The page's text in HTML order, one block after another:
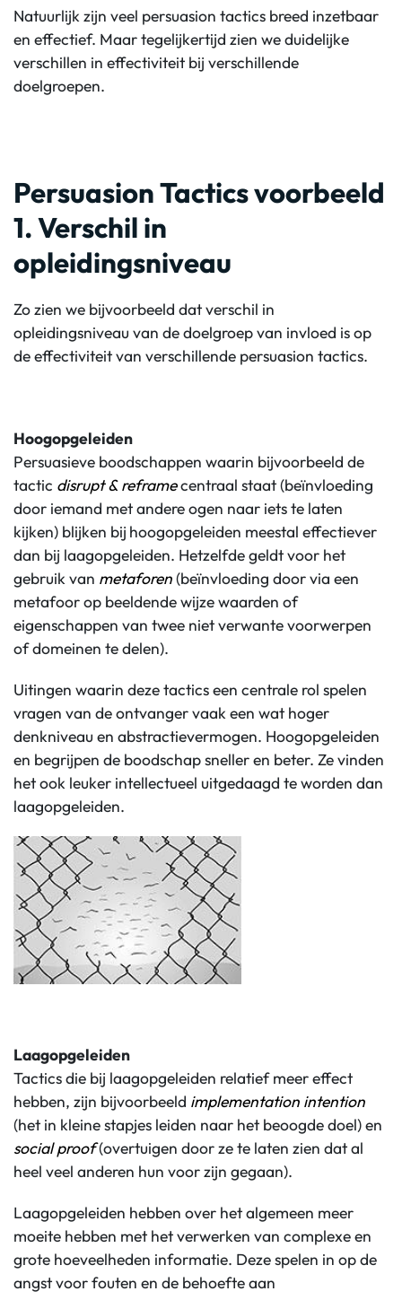
Natuurlijk zijn veel persuasion tactics breed inzetbaar
en effectief. Maar tegelijkertijd zien we duidelijke
verschillen in effectiviteit bij verschillende
doelgroepen.
Persuasion Tactics voorbeeld
1. Verschil in
opleidingsniveau
Zo zien we bijvoorbeeld dat verschil in
opleidingsniveau van de doelgroep van invloed is op
de effectiviteit van verschillende persuasion tactics.
Hoogopgeleiden
Persuasieve boodschappen waarin bijvoorbeeld de
tactic disrupt & reframecentraal staat (beïnvloeding
door iemand met andere ogen naar iets te laten
kijken) blijken bij hoogopgeleiden meestal effectiever
dan bij laagopgeleiden. Hetzelfde geldt voor het
gebruik van metaforen(beïnvloeding door via een
metafoor op beeldende wijze waarden of
eigenschappen van twee niet verwante voorwerpen
of domeinen te delen).
Uitingen waarin deze tactics een centrale rol spelen
vragen van de ontvanger vaak een wat hoger
denkniveau en abstractievermogen. Hoogopgeleiden
en begrijpen de boodschap sneller en beter. Ze vinden
het ook leuker intellectueel uitgedaagd te worden dan
laagopgeleiden.
Laagopgeleiden
Tactics die bij laagopgeleiden relatief meer effect
hebben, zijn bijvoorbeeld implementation intention
(het in kleine stapjes leiden naar het beoogde doel) en
social proof(overtuigen door ze te laten zien dat al
heel veel anderen hun voor zijn gegaan).
Laagopgeleiden hebben over het algemeen meer
moeite hebben met het verwerken van complexe en
grote hoeveelheden informatie. Deze spelen in op de
angst voor fouten en de behoefte aan